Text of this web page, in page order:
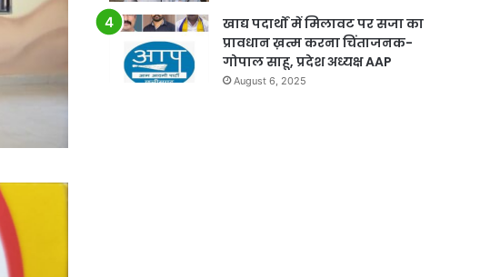
खाद्य पदार्थों में मिलावट पर सजा का
प्रावधान ख़त्म करना चिंताजनक-
गोपाल साहू, प्रदेश अध्यक्ष AAP
August 6, 2025